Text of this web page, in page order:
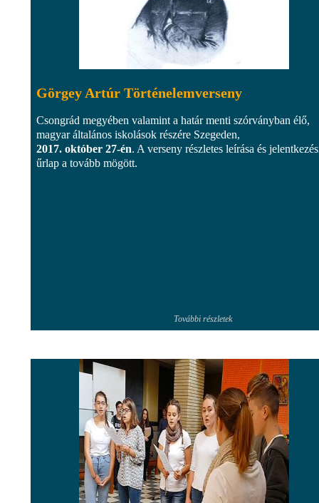
Görgey Artúr Történelemverseny
Csongrád megyében valamint a határ menti szórványban élő,
magyar általános iskolások részére Szegeden,
2017. október 27-én. A verseny részletes leírása és
űrlap a tovább mögött.
További részletek